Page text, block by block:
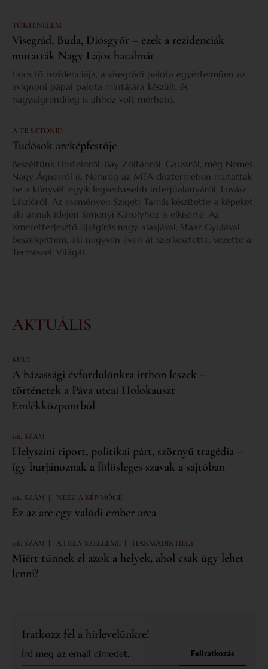
TÖRTÉNELEM
Visegrád, Buda, Diósgyőr – ezek a rezidenciák
mutatták Nagy Lajos hatalmát
Lajos fő rezidenciája, a visegrádi palota egyértelműen az
avignoni pápai palota mintájára készült, és
nagyságrendileg is ahhoz volt mérhető.
A TE SZTORID
Tudósok arcképfestője
Beszéltünk Einsteinről, Bay Zoltánról, Gaussról, még Nemes
Nagy Ágnesről is. Nemrég az MTA dísztermében mutatták
be a könyvét egyik legkedvesebb interjúalanyáról, Lovász
Lászlóról. Az eseményen Szigeti Tamás készítette a képeket,
aki annak idején Simonyi Károlyhoz is elkísérte. Az
ismeretterjesztő újságírás nagy alakjával, Staar Gyulával
beszélgettem, aki negyven éven át szerkesztette, vezette a
Természet Világát.
AKTUÁLIS
KULT
A házassági évfordulónkra itthon leszek –
történetek a Páva utcai Holokauszt
Emlékközpontból
116. SZÁM
Helyszíni riport, politikai párt, szörnyű tragédia –
így burjánoznak a fölösleges szavak a sajtóban
116. SZÁM | NÉZZ A KÉP MÖGÉ!
Ez az arc egy valódi ember arca
116. SZÁM | A HELY SZELLEME | HARMADIK HELY
Miért tűnnek el azok a helyek, ahol csak úgy lehet
lenni?
Iratkozz fel a hírlevelünkre!
Feliratkozás